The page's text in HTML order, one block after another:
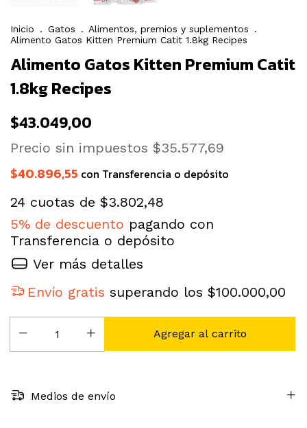
Inicio . Gatos . Alimentos, premios y suplementos
.
Alimento Gatos Kitten Premium Catit 1.8kg Recipes
Alimento Gatos Kitten Premium Catit
1.8kg Recipes
$43.049,00
Precio sin impuestos $35.577,69
$40.896,55 con Transferencia o depósito
24 cuotas de $3.802,48
5% de descuento pagando con
Transferencia o depósito
Ver más detalles
Envío gratis superando los$100.000,00
Medios de envío